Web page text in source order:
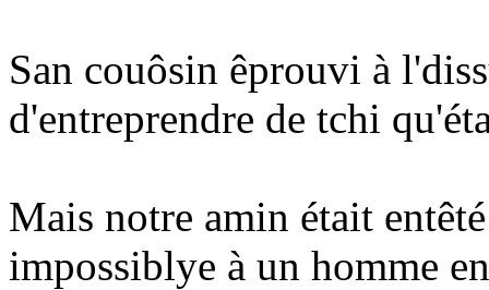
San couôsin êprouvi à
d'entreprendre de tchi
Mais notre amin était
impossiblye à un homme